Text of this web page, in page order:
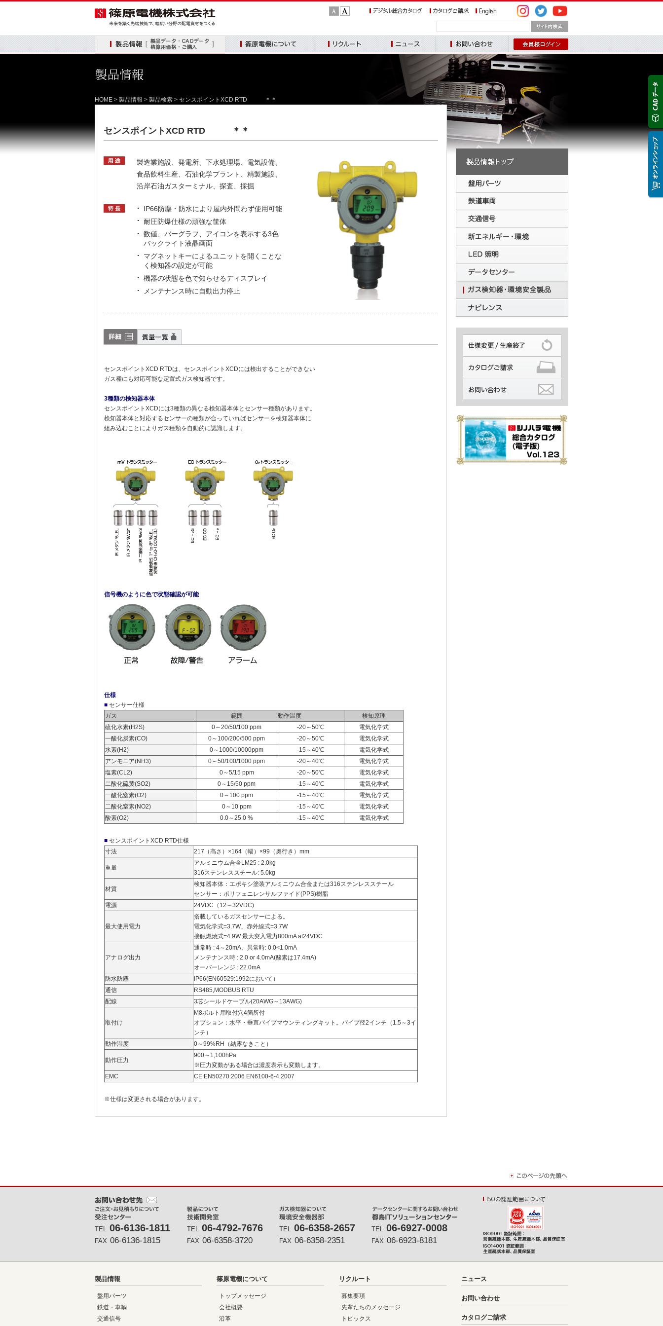
字
サ
字
サ
ニュース お問い合わせ
HOME > 製品情報 > 製品検索 > センスポイントXCD RTD ＊＊
センスポイントXCD RTD ＊＊
製造業施設、発電所、下水処理場、電気設備、
食品飲料生産、石油化学プラント、精製施設、
沿岸石油ガスターミナル、探査、採掘
IP66防塵・防水により屋内外問わず使用可能
耐圧防爆仕様の頑強な筐体
数値、バーグラフ、アイコンを表示する3色
バックライト液晶画面
マグネットキーによるユニットを開くことな
く検知器の設定が可能
機器の状態を色で知らせるディスプレイ
メンテナンス時に自動出力停止
センスポイントXCD RTDは、センスポイントXCDには検出することができない
ガス種にも対応可能な定置式ガス検知器です。
3種類の検知器本体
センスポイントXCDには3種類の異なる検知器本体とセンサー種類があります。
検知器本体と対応するセンサーの種類が合っていればセンサーを検知器本体に
組み込むことによりガス種類を自動的に認識します。
信号機のように色で状態確認が可能
仕様
■ センサー仕様
ガス
範囲 動作温度
検知原理
硫化水素(H2S)
0～20/50/100 ppm -20～50℃
電気化学式
一酸化炭素(CO)
0～100/200/500 ppm -20～50℃
電気化学式
水素(H2)
0～1000/10000ppm -15～40℃
電気化学式
アンモニア(NH3)
0～50/100/1000 ppm -20～40℃
電気化学式
塩素(CL2)
0～5/15 ppm -20～50℃
電気化学式
二酸化硫黄(SO2)
0～15/50 ppm -15～40℃
電気化学式
一酸化窒素(O2)
0～100 ppm -15～40℃
電気化学式
二酸化窒素(NO2)
0～10 ppm -15～40℃
電気化学式
酸素(O2)
0.0～25.0 % -15～40℃ 電気化学式
■ センスポイントXCD RTD仕様
寸法
217（高さ）×164（幅）×99（奥行き）mm
重量
アルミニウム合金LM25 : 2.0kg
316ステンレススチール: 5.0kg
材質
検知器本体：エポキシ塗装アルミニウム合金または316ステンレススチール
センサー：ポリフェニレンサルファイド(PPS)樹脂
電源
24VDC（12～32VDC)
最大使用電力
搭載しているガスセンサーによる。
電気化学式=3.7W、赤外線式=3.7W
接触燃焼式=4.9W 最大突入電力800mA at24VDC
アナログ出力
通常時 : 4～20mA、異常時: 0.0<1.0mA
メンテナンス時 : 2.0 or 4.0mA(酸素は17.4mA)
オーバーレンジ : 22.0mA
防水防塵
IP66(EN60529:1992において）
通信
RS485,MODBUS RTU
配線
3芯シールドケーブル(20AWG～13AWG)
取付け
M8ボルト用取付穴4箇所付
オプション：水平・垂直パイプマウンティングキット。パイプ径2インチ（1.5～3イ
ンチ）
動作湿度
0～99%RH（結露なきこと）
動作圧力
900～1,100hPa
※圧力変動がある場合は濃度表示も変動します。
EMC
CE:EN50270:2006 EN6100-6-4:2007
※仕様は変更される場合があります。
盤用パーツ
鉄道・車輌
交通信号
新エネルギー・環境
LED照明
データセンター
ガス検知器・安全環境製品
TEL 06-6136-1811
FAX 06-6136-1815
TEL 06-4792-7676
FAX 06-6358-3720
TEL 06-6358-2657
FAX 06-6358-2351
TEL 06-6927-0008
FAX 06-6923-8181
製品情報
盤用パーツ
鉄道・車輌
交通信号
篠原電機について
トップメッセージ
会社概要
沿革
リクルート
募集要項
先輩たちのメッセージ
トピックス
ニュース
お問い合わせ
カタログご請求